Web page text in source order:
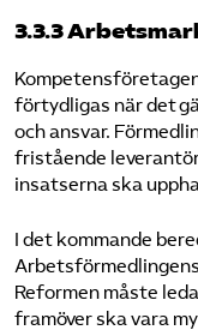
3.3.3
förtydligas när det
och ansvar.
fristående
insatserna ska
I det kommande
Reformen måste
framöver ska vara